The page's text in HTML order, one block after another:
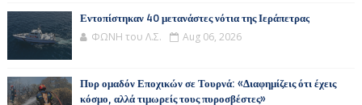
Εντοπίστηκαν 40 μετανάστες νότια της Ιεράπετρας
ΦΩΝΗ του Λ.Σ. Aug 06, 2026
Πυρ ομαδόν Εποχικών σε Τουρνά: «Διαφημίζεις ότι έχεις
κόσμο, αλλά τιμωρείς τους πυροσβέστες»